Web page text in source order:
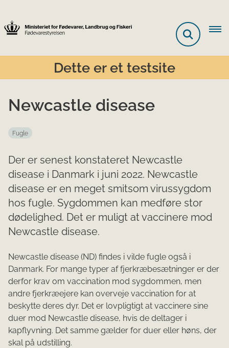
Dette er et testsite
Newcastle disease
Fugle
Der er senest konstateret Newcastle
disease i Danmark i juni 2022. Newcastle
disease er en meget smitsom virussygdom
hos fugle. Sygdommen kan medføre stor
dødelighed. Det er muligt at vaccinere mod
Newcastle disease.
​​​​​​​​​​​​​​​​​​Newcastle disease (ND) findes i vilde fugle også i
Danmark. For mange typer af fjerkræbesætninger er der
derfor krav om vaccination mod sygdommen, men
andre fjerkræejere kan overveje vaccination for at
beskytte deres dyr. Det er lovpligtigt at vaccinere sine
duer mod Newcastle disease, hvis de deltager i
kapflyvning. Det samme gælder for duer eller høns, der
skal på udstilling.